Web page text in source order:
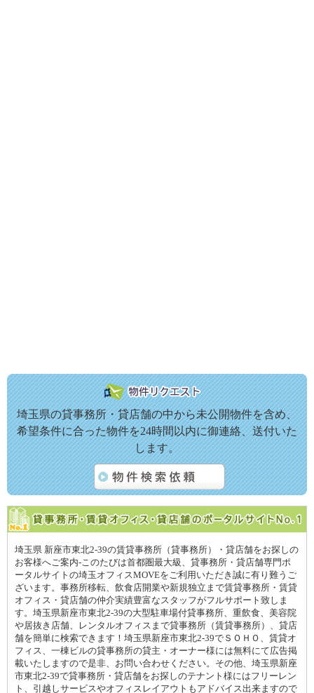
埼玉県の貸事務所・貸店舗の中から未公開物件を含め、
希望条件に合った物件を24時間以内に御連絡、送付いた
します。
埼玉県 新座市東北2-39の賃貸事務所（貸事務所）・貸店舗をお探しの
お客様へご案内-このたびは首都圏最大級、貸事務所・貸店舗専門ポ
ータルサイトの埼玉オフィスMOVEをご利用いただき誠に有り難うご
ざいます。事務所移転、飲食店開業や新規独立まで賃貸事務所・賃貸
オフィス・貸店舗の仲介実績豊富なスタッフがフルサポート致しま
す。埼玉県新座市東北2-39の大型駐車場付貸事務所、重飲食、美容院
や居抜き店舗、レンタルオフィスまで貸事務所（賃貸事務所）、貸店
舗を簡単に検索できます！埼玉県新座市東北2-39でＳＯＨＯ、賃貸オ
フィス、一棟ビルの貸事務所の貸主・オーナー様には無料にて広告掲
載いたしますので是非、お問い合わせください。その他、埼玉県新座
市東北2-39で貸事務所・貸店舗をお探しのテナント様にはフリーレン
ト、引越しサービスやオフィスレイアウトもアドバイス出来ますので